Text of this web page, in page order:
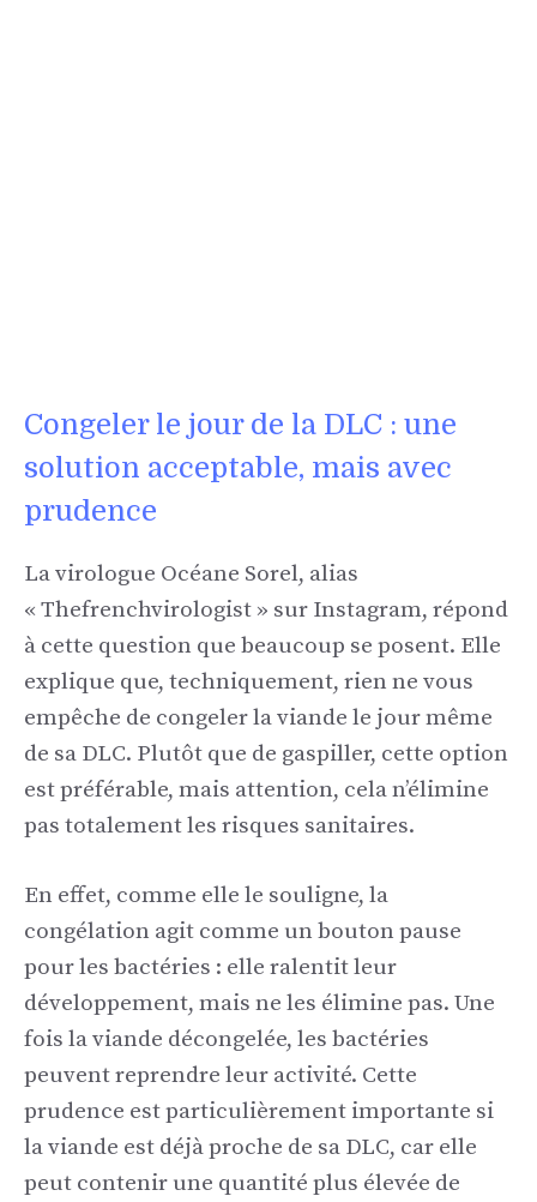
Congeler le jour de la DLC : une
solution acceptable, mais avec
prudence
La virologue Océane Sorel, alias
« Thefrenchvirologist » sur Instagram, répond
à cette question que beaucoup se posent. Elle
explique que, techniquement, rien ne vous
empêche de congeler la viande le jour même
de sa DLC. Plutôt que de gaspiller, cette option
est préférable, mais attention, cela n’élimine
pas totalement les risques sanitaires.
En effet, comme elle le souligne, la
congélation agit comme un bouton pause
pour les bactéries : elle ralentit leur
développement, mais ne les élimine pas. Une
fois la viande décongelée, les bactéries
peuvent reprendre leur activité. Cette
prudence est particulièrement importante si
la viande est déjà proche de sa DLC, car elle
peut contenir une quantité plus élevée de